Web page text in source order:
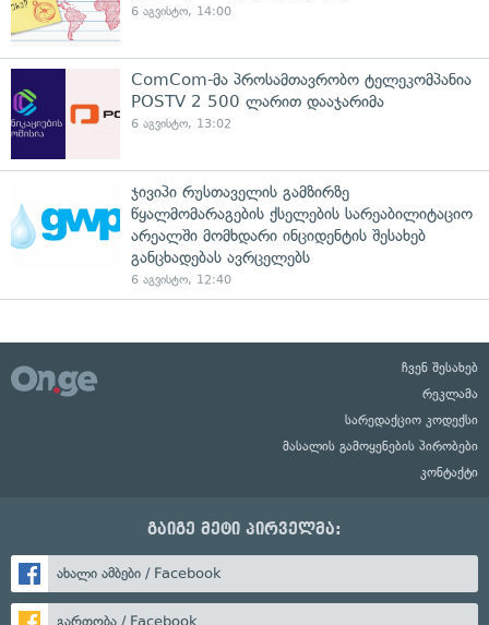
6 აგვისტო, 14:00
ComCom-მა პროსამთავრობო ტელეკომპანია
POSTV 2 500 ლარით დააჯარიმა
6 აგვისტო, 13:02
ჯივიპი რუსთაველის გამზირზე
წყალმომარაგების ქსელების სარეაბილიტაციო
არეალში მომხდარი ინციდენტის შესახებ
განცხადებას ავრცელებს
6 აგვისტო, 12:40
ჩვენ შესახებ
რეკლამა
სარედაქციო კოდექსი
მასალის გამოყენების პირობები
კონტაქტი
გაიგე მეტი პირველმა:
ახალი ამბები / Facebook
გართობა / Facebook